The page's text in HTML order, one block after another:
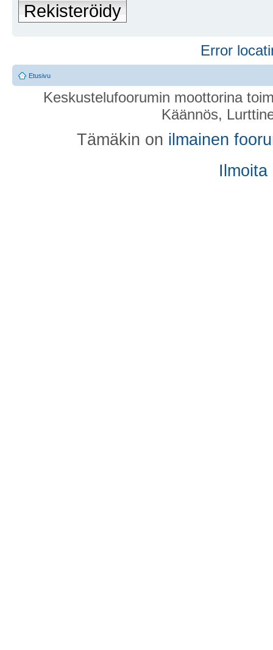
Rekisteröidy
Error
Etusivu
Keskustelufoorumin moottorina
Käännös,
Tämäkin on ilmainen